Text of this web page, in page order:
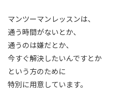
マンツーマンレッスンは、
通う時間がないとか、
通うのは嫌だとか、
今すぐ解決したいんですとか
という方のために
特別に用意しています。